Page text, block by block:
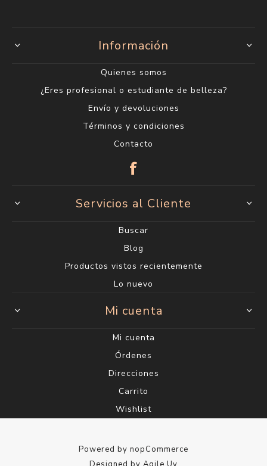
Información
Quienes somos
¿Eres profesional o estudiante de belleza?
Envío y devoluciones
Términos y condiciones
Contacto
Servicios al Cliente
Buscar
Blog
Productos vistos recientemente
Lo nuevo
Mi cuenta
Mi cuenta
Órdenes
Direcciones
Carrito
Wishlist
Powered by nopCommerce